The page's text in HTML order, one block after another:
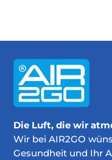
Die Luft, die wir
Wir bei AIR2GO
Gesundheit und Ihr